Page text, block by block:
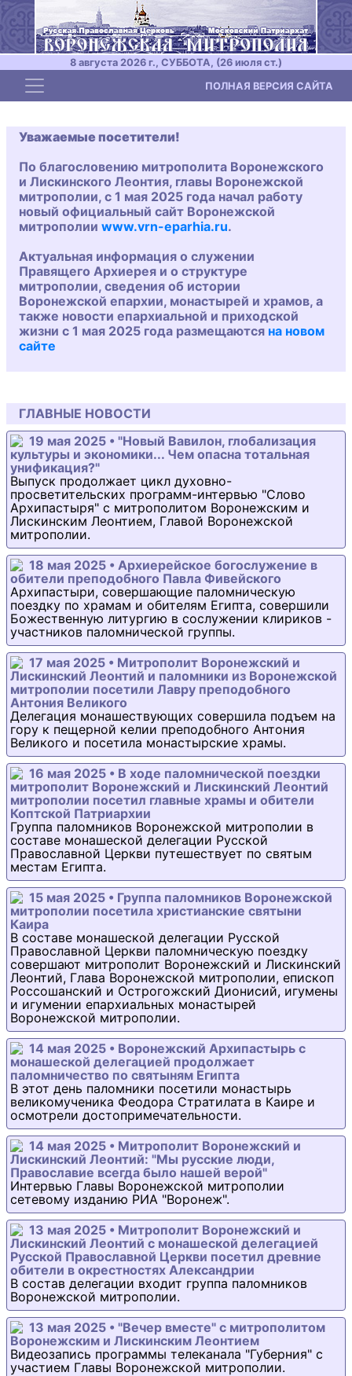
8 августа 2026 г., СУББОТА, (26 июля ст.)
Toggle navigation ПОЛНАЯ ВЕРСИЯ САЙТА
Уважаемые посетители!
По благословению митрополита Воронежского
и Лискинского Леонтия, главы Воронежской
митрополии, с 1 мая 2025 года начал работу
новый официальный сайт Воронежской
митрополии www.vrn-eparhia.ru.
Актуальная информация о служении
Правящего Архиерея и о структуре
митрополии, сведения об истории
Воронежской епархии, монастырей и храмов, а
также новости епархиальной и приходской
жизни с 1 мая 2025 года размещаются на новом
сайте
ГЛАВНЫЕ НОВОСТИ
19 мая 2025 • "Новый Вавилон, глобализация
культуры и экономики... Чем опасна тотальная
унификация?"
Выпуск продолжает цикл духовно-
просветительских программ-интервью "Слово
Архипастыря" с митрополитом Воронежским и
Лискинским Леонтием, Главой Воронежской
митрополии.
18 мая 2025 • Архиерейское богослужение в
обители преподобного Павла Фивейского
Архипастыри, совершающие паломническую
поездку по храмам и обителям Египта, совершили
Божественную литургию в сослужении клириков -
участников паломнической группы.
17 мая 2025 • Митрополит Воронежский и
Лискинский Леонтий и паломники из Воронежской
митрополии посетили Лавру преподобного
Антония Великого
Делегация монашествующих совершила подъем на
гору к пещерной келии преподобного Антония
Великого и посетила монастырские храмы.
16 мая 2025 • В ходе паломнической поездки
митрополит Воронежский и Лискинский Леонтий
митрополии посетил главные храмы и обители
Коптской Патриархии
Группа паломников Воронежской митрополии в
составе монашеской делегации Русской
Православной Церкви путешествует по святым
местам Египта.
15 мая 2025 • Группа паломников Воронежской
митрополии посетила христианские святыни
Каира
В составе монашеской делегации Русской
Православной Церкви паломническую поездку
совершают митрополит Воронежский и Лискинский
Леонтий, Глава Воронежской митрополии, епископ
Россошанский и Острогожский Дионисий, игумены
и игумении епархиальных монастырей
Воронежской митрополии.
14 мая 2025 • Воронежский Архипастырь с
монашеской делегацией продолжает
паломничество по святыням Египта
В этот день паломники посетили монастырь
великомученика Феодора Стратилата в Каире и
осмотрели достопримечательности.
14 мая 2025 • Митрополит Воронежский и
Лискинский Леонтий: "Мы русские люди,
Православие всегда было нашей верой"
Интервью Главы Воронежской митрополии
сетевому изданию РИА "Воронеж".
13 мая 2025 • Митрополит Воронежский и
Лискинский Леонтий с монашеской делегацией
Русской Православной Церкви посетил древние
обители в окрестностях Александрии
В состав делегации входит группа паломников
Воронежской митрополии.
13 мая 2025 • "Вечер вместе" с митрополитом
Воронежским и Лискинским Леонтием
Видеозапись программы телеканала "Губерния" с
участием Главы Воронежской митрополии.